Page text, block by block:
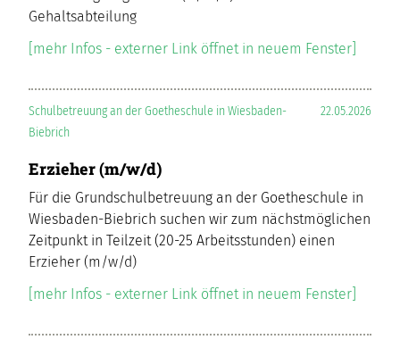
Gehaltsabteilung
[mehr Infos - externer Link öffnet in neuem Fenster]
22.05.2026
Schulbetreuung an der Goetheschule in Wiesbaden-
Biebrich
Erzieher (m/w/d)
Für die Grundschulbetreuung an der Goetheschule in
Wiesbaden-Biebrich suchen wir zum nächstmöglichen
Zeitpunkt in Teilzeit (20-25 Arbeitsstunden) einen
Erzieher (m/w/d)
[mehr Infos - externer Link öffnet in neuem Fenster]